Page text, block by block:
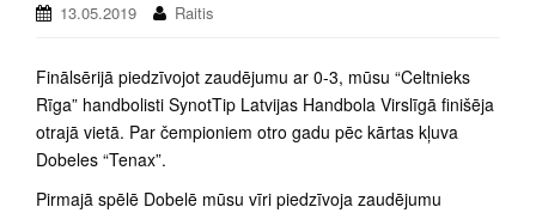
13.05.2019 Raitis
Finālsērijā piedzīvojot zaudējumu ar 0-3, mūsu “Celtnieks
Rīga” handbolisti SynotTip Latvijas Handbola Virslīgā finišēja
otrajā vietā. Par čempioniem otro gadu pēc kārtas kļuva
Dobeles “Tenax”.
Pirmajā spēlē Dobelē mūsu vīri piedzīvoja zaudējumu